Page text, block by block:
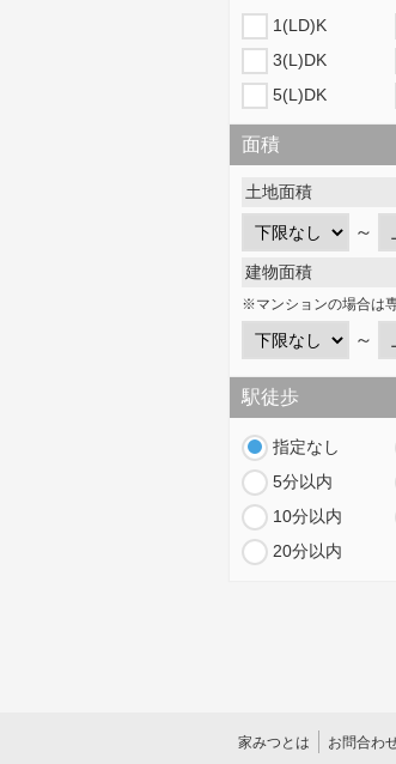
1(LD)K
3(L)DK
5(L)DK
面積
土地面積
～
建物面積
※マンションの場合は
～
駅徒歩
指定なし
5分以内
10分以内
20分以内
家みつとは お問合わ